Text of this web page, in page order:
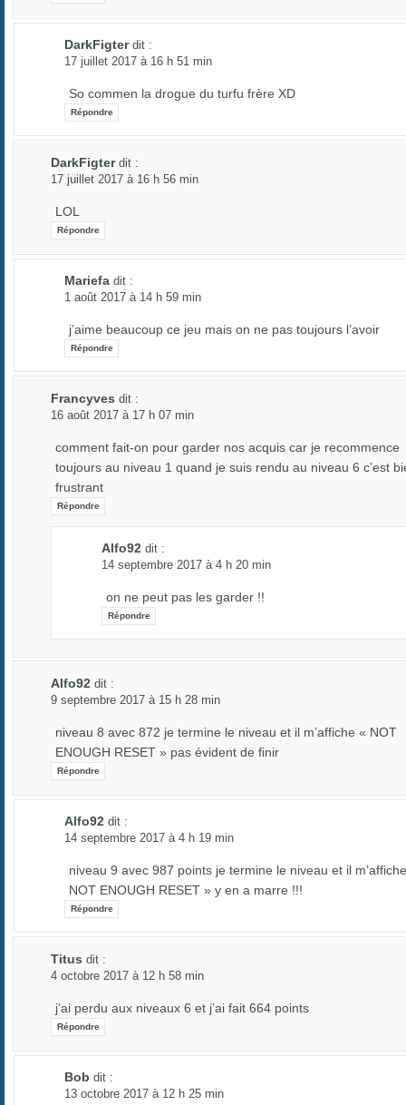
DarkFigter dit :
17 juillet 2017 à 16 h 51 min
So commen la drogue du turfu frère XD
Répondre
DarkFigter dit :
17 juillet 2017 à 16 h 56 min
LOL
Répondre
Mariefa dit :
1 août 2017 à 14 h 59 min
j’aime beaucoup ce jeu mais on ne pas toujours l’avoir
Répondre
Francyves dit :
16 août 2017 à 17 h 07 min
comment fait-on pour garder nos acquis car je recommence
toujours au niveau 1 quand je suis rendu au niveau 6 c’est
frustrant
Répondre
Alfo92 dit :
14 septembre 2017 à 4 h 20 min
on ne peut pas les garder !!
Répondre
Alfo92 dit :
9 septembre 2017 à 15 h 28 min
niveau 8 avec 872 je termine le niveau et il m’affiche « NOT
ENOUGH RESET » pas évident de finir
Répondre
Alfo92 dit :
14 septembre 2017 à 4 h 19 min
niveau 9 avec 987 points je termine le niveau et il
NOT ENOUGH RESET » y en a marre !!!
Répondre
Titus dit :
4 octobre 2017 à 12 h 58 min
j’ai perdu aux niveaux 6 et j’ai fait 664 points
Répondre
Bob dit :
13 octobre 2017 à 12 h 25 min